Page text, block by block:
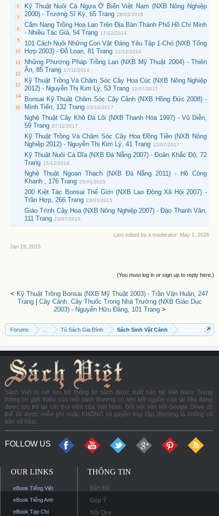
Kỹ Thuật Nuôi Cá Ngựa Ở Biển Việt Nam (NXB Nông Nghiệp
2000) - Trương Sĩ Kỳ, 65 Trang 28/03/2015
Cẩm Nang Trồng Hoa Lan Trên Địa Bàn Thành Phố Hồ Chí Minh
- Nhiều Tác Giả, 54 Trang 17/12/2014
101 Cách Nuôi Những Con Vật Đáng Yêu Tập 1-Chó (NXB Tổng
Hợp 2003) - Đỗ Loan, 81 Trang 12/12/2014
Những Phương Pháp Trồng Lan (NXB Mỹ Thuật 2004) - Thiên
Ân, 85 Trang 17/11/2014
Kỹ Thuật Trồng Và Chăm Sóc Cây Hoa Cúc (NXB Nông Nghiệp
2012) - Nguyễn Thị Kim Lý, 53 Trang 12/07/2017
Bonsai Kỹ Thuật Chăm Sóc Cây Cảnh (NXB Hồng Đức 2008) -
Minh Tiến, 132 Trang 03/10/2017
Nghệ Thuật Cây Khô Đá Lõi (NXB Thanh Hóa 1997) - Vũ Diễn,
59 Trang 07/11/2017
Kỹ Thuật Trồng Và Chăm Sóc Cây Hoa Đồng Tiền (NXB Nông
Nghiệp 2012) - Nguyễn Thị Kim Lý, 41 Trang 12/07/2017
Kỹ Thuật Nuôi Cá Dĩa (NXB Đà Nẵng 2007) - Đoàn Khắc Độ, 72
Trang 15/12/2014
Nghệ Thuật Ngoạn Thạch (NXB Đà Nẵng 2011) - Hồ Công
Khanh , 176 Trang 25/01/2015
200 Kiệt Tác Bonsai Thế Giới (NXB Lao Động Xã Hội 2007) -
Trần Hợp, 266 Trang 23/01/2015
Giáo Trình Cây Hoa (NXB Nông Nghiệp 2007) - Đào Thanh Vân,
111 Trang 23/07/2015
Last edited by a moderator: May 1, 2026
Jan 19, 2015
(You must log in or sign up to reply here.)
< Kỹ Thuật Trồng Bonsai (NXB Mỹ Thuật 2003) - Trần Văn Huân, 247
Trang| Cây Cảnh, Cây Thuốc Trong Nhà Trường (NXB Giáo Dục
2003) - Nguyễn Hữu Đảng, 101 Trang>
Forums Tủ Sách Gia Đình Sách Sinh Vật Cảnh
Sách Việt là nơi lưu trữ thông tin sách được xuất bản tại Việt Nam. Trong
thông tin giới thiệu của mỗi sách thường có liên kết nguồn của tài liệu đang
được lưu trữ tại các thư viện của Việt Nam. Đối với liên kết Google Drive có
thể tải được miễn phí hoặc KHÔNG có quyền truy cập (thường là không có
bản số hóa).
FOLLOW US
OUR LINKS
eBook Tiếng Việt
eBook Tiếng Anh
eBook Tạp Chí
THÔNG TIN
Bản Đồ
Góp Ý
Nội Quy